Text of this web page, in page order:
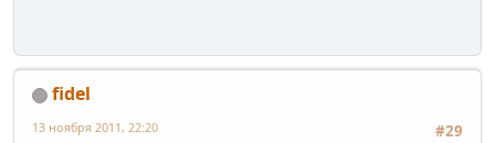
fidel
#29
13 ноября 2011, 22:20